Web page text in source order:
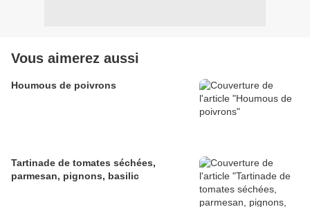
Vous aimerez aussi
Houmous de poivrons
Tartinade de tomates séchées,
parmesan, pignons, basilic